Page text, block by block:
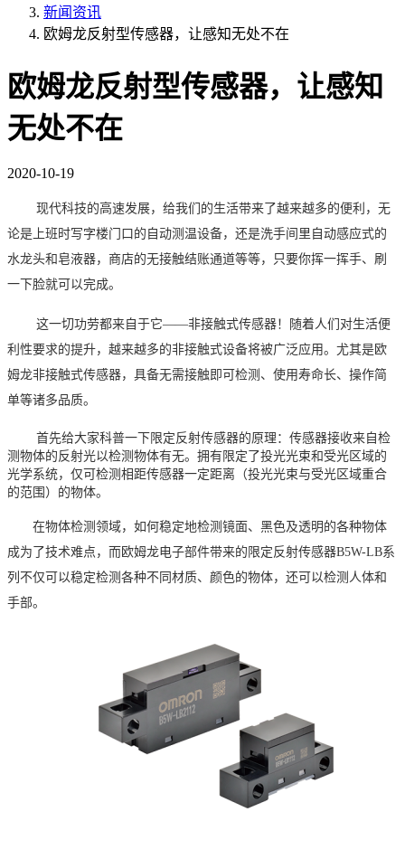
新闻资讯
欧姆龙反射型传感器，让感知无处不在
欧姆龙反射型传感器，让感知
无处不在
2020-10-19
现代科技的高速发展，给我们的生活带来了越来越多的便利，无
论是上班时写字楼门口的自动测温设备，还是洗手间里自动感应式的
水龙头和皂液器，商店的无接触结账通道等等，只要你挥一挥手、刷
一下脸就可以完成。
这一切功劳都来自于它——非接触式传感器！随着人们对生活便
利性要求的提升，越来越多的非接触式设备将被广泛应用。尤其是欧
姆龙非接触式传感器，具备无需接触即可检测、使用寿命长、操作简
单等诸多品质。
首先给大家科普一下限定反射传感器的原理：传感器接收来自检
测物体的反射光以检测物体有无。拥有限定了投光光束和受光区域的
光学系统，仅可检测相距传感器一定距离（投光光束与受光区域重合
的范围）的物体。
在物体检测领域，如何稳定地检测镜面、黑色及透明的各种物体
成为了技术难点，而欧姆龙电子部件带来的限定反射传感器B5W-LB系
列不仅可以稳定检测各种不同材质、颜色的物体，还可以检测人体和
手部。